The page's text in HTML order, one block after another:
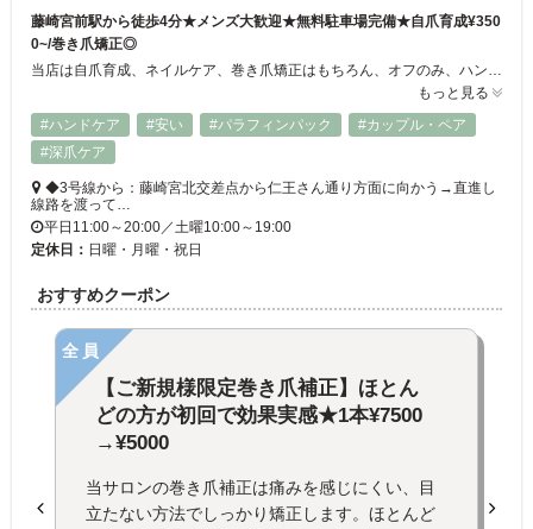
藤崎宮前駅から徒歩4分★メンズ大歓迎★無料駐車場完備★自爪育成¥350
0~/巻き爪矯正◎
当店は自爪育成、ネイルケア、巻き爪矯正はもちろん、オフのみ、ハンドケア、角質ケア、フットケア、ワンカラージェルネイルができるネイルケア専門店です♪資格を持ったスタッフがお客様の爪に関するお悩みに真摯に向き合います。指先から手の甲まで、足先からかかとの角質ケアまでできるトータルケアメニューも♪ネイルケアで何気ない毎日をちょっと明るく♪
もっと見る
#ハンドケア
#安い #パラフィンパック
#カップル・ペア
#深爪ケア
◆3号線から：藤崎宮北交差点から仁王さん通り方面に向かう→直進し
線路を渡って…
平日11:00～20:00／土曜10:00～19:00
定休日： 日曜・月曜・祝日
おすすめクーポン
全員
【ご新規様限定巻き爪補正】ほとん
どの方が初回で効果実感★1本¥7500
→¥5000
当サロンの巻き爪補正は痛みを感じにくい、目
立たない方法でしっかり矯正します。ほとんど